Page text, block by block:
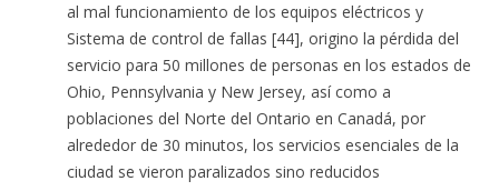
al mal funcionamiento de los equipos eléctricos y
Sistema de control de fallas [44], origino la pérdida del
servicio para 50 millones de personas en los estados de
Ohio, Pennsylvania y New Jersey, así como a
poblaciones del Norte del Ontario en Canadá, por
alrededor de 30 minutos, los servicios esenciales de la
ciudad se vieron paralizados sino reducidos